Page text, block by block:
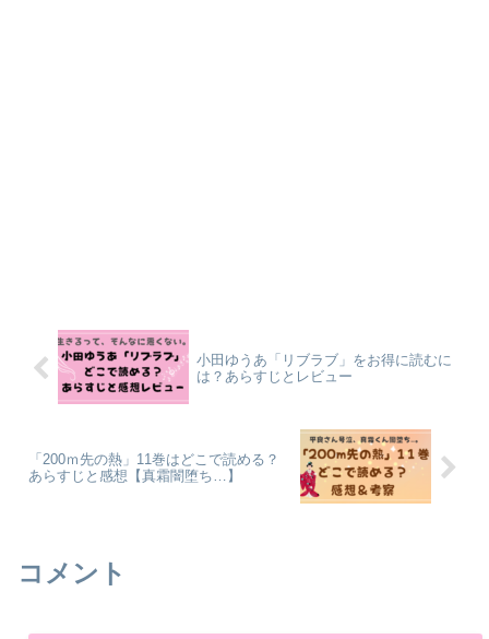
小田ゆうあ「リブラブ」をお得に読むに
は？あらすじとレビュー
「200ｍ先の熱」11巻はどこで読める？
あらすじと感想【真霜闇堕ち…】
コメント